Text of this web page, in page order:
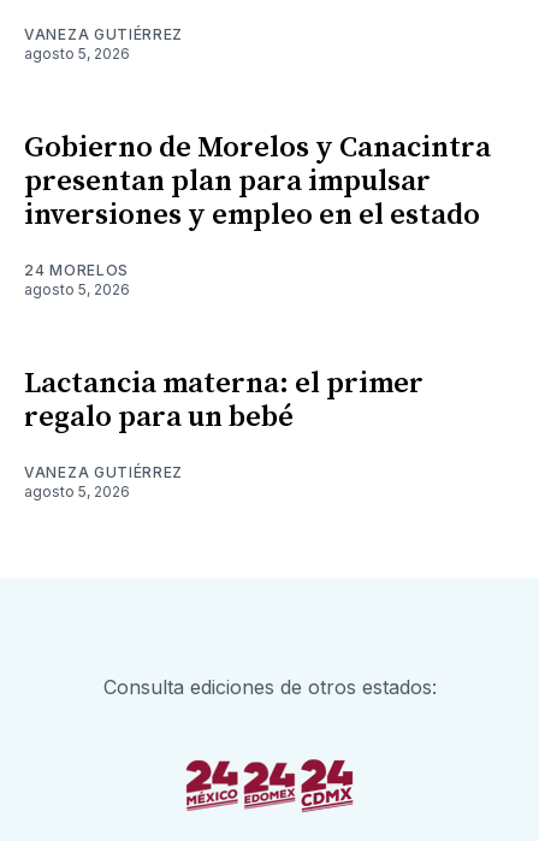
VANEZA GUTIÉRREZ
agosto 5, 2026
Gobierno de Morelos y Canacintra
presentan plan para impulsar
inversiones y empleo en el estado
24 MORELOS
agosto 5, 2026
Lactancia materna: el primer
regalo para un bebé
VANEZA GUTIÉRREZ
agosto 5, 2026
Consulta ediciones de otros estados: